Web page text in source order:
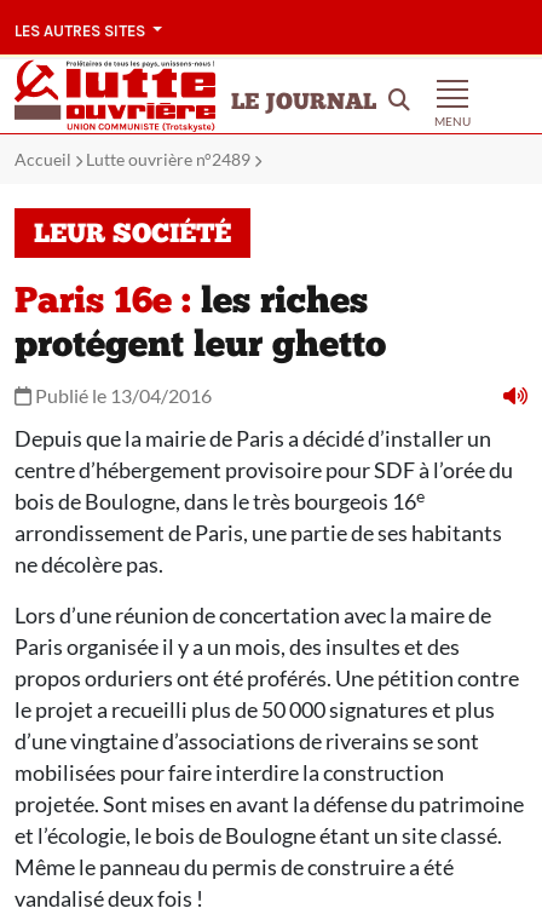
LES AUTRES SITES
LE JOURNAL
MENU
Accueil Lutte ouvrière n°2489
LEUR SOCIÉTÉ
Paris 16e : les riches
protégent leur ghetto
Publié le 13/04/2016
Depuis que la mairie de Paris a décidé d’installer un
centre d’hébergement provisoire pour SDF à l’orée du
bois de Boulogne, dans le très bourgeois 16e
arrondissement de Paris, une partie de ses habitants
ne décolère pas.
Lors d’une réunion de concertation avec la maire de
Paris organisée il y a un mois, des insultes et des
propos orduriers ont été proférés. Une pétition contre
le projet a recueilli plus de 50 000 signatures et plus
d’une vingtaine d’associations de riverains se sont
mobilisées pour faire interdire la construction
projetée. Sont mises en avant la défense du patrimoine
et l’écologie, le bois de Boulogne étant un site classé.
Même le panneau du permis de construire a été
vandalisé deux fois !